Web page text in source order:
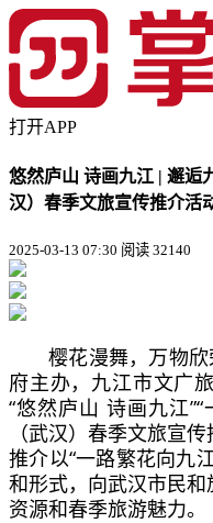
打开APP
悠然庐山 诗画九江 | 邂逅
汉）春季文旅宣传推介活
2025-03-13 07:30 阅读 32140
樱花漫舞，万物
府主办，九江市文广
“悠然庐山 诗画九江
（武汉）春季文旅宣
推介以“一路繁花向九
和形式，向武汉市民
资源和春季旅游魅力。